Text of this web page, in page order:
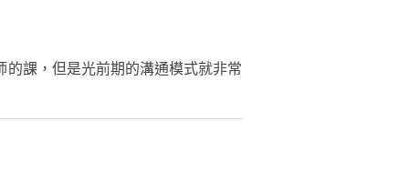
課，但是光前期的溝通模式就非常